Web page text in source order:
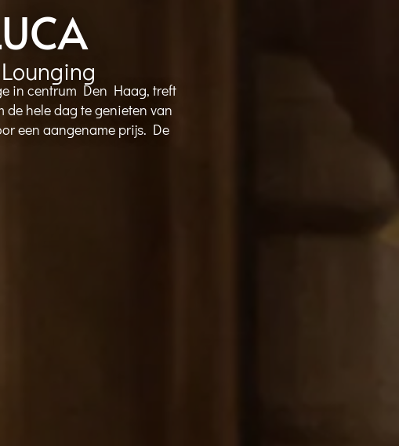
in centrum Den Haag, treft
hele dag te genieten van
een aangename prijs. De